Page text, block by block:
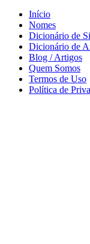
Início
Nomes
Dicionário de
Dicionário de
Blog / Artigos
Quem Somos
Termos de Uso
Política de